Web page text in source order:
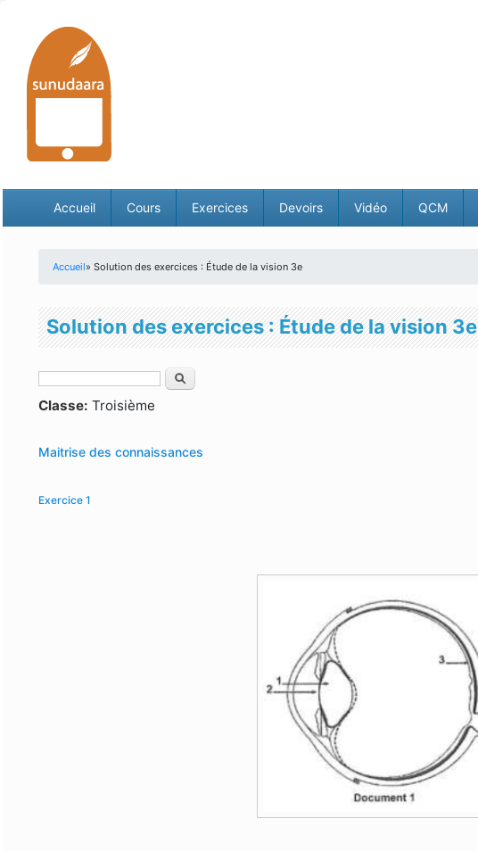
Accueil Cours Exercices Devoirs Vidéo QCM
Accueil» Solution des exercices : Étude de la vision 3e
Solution des exercices : Étude de la vision 3e
Formulaire de recherche
Rechercher
Classe:Troisième
Maitrise des connaissances
Exercice 1